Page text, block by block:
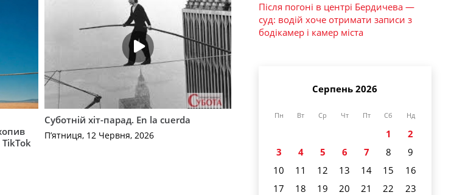
TikTok
Суботній хіт-парад. En la cuerda
П’ятниця, 12 Червня, 2026
Після погоні в центрі Бердичева —
суд: водій хоче отримати записи з
бодікамер і камер міста
Серпень 2026
Пн Вт Ср Чт Пт Сб Нд
1
2
3
4 5 6 7 8
9
10
11 12 13 14 15
16
17
18 19 20 21 22
23